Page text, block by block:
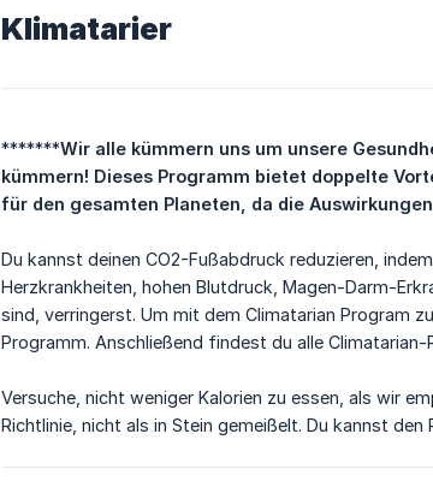
Klimatarier
*******Wir alle kümmern uns um unsere
kümmern! Dieses Programm bietet doppelte
für den gesamten Planeten, da die
Du kannst deinen CO2-Fußabdruck reduzieren,
Herzkrankheiten, hohen Blutdruck, Magen-Darm-
sind, verringerst. Um mit dem Climatarian Program
Programm. Anschließend findest du alle
Versuche, nicht weniger Kalorien zu essen, als wir
Richtlinie, nicht als in Stein gemeißelt. Du kannst